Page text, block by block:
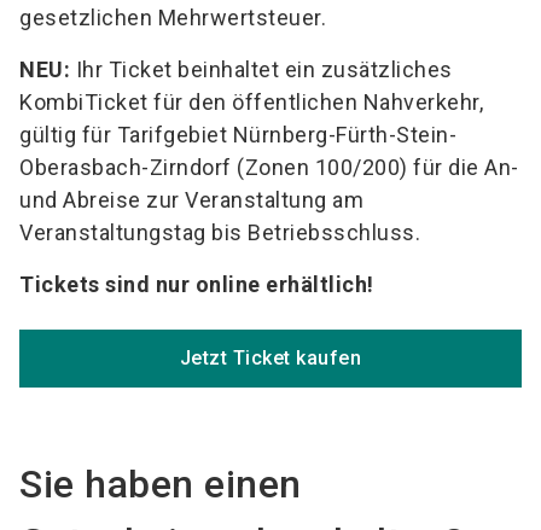
gesetzlichen Mehrwertsteuer.
NEU: Ihr Ticket beinhaltet ein zusätzliches
KombiTicket für den öffentlichen Nahverkehr,
gültig für Tarifgebiet Nürnberg-Fürth-Stein-
Oberasbach-Zirndorf (Zonen 100/200) für die An-
und Abreise zur Veranstaltung am
Veranstaltungstag bis Betriebsschluss.
Tickets sind nur online erhältlich!
Jetzt Ticket kaufen
Sie haben einen